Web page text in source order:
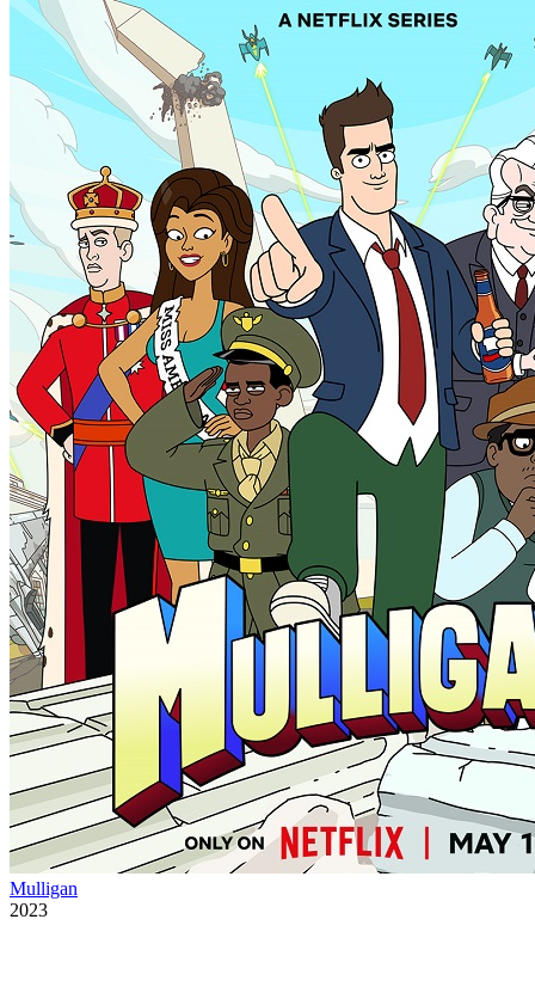
Mulligan
2023